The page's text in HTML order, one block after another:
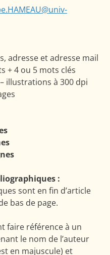
adresse et adresse mail
+ 4 ou 5 mots clés
illustrations à 300 dpi
:
sont en fin d’article
bas de page.
faire référence à un
le nom de l’auteur
en majuscule) et